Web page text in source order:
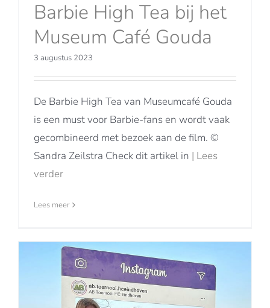
Barbie High Tea bij het
Museum Café Gouda
3 augustus 2023
De Barbie High Tea van Museumcafé Gouda
is een must voor Barbie-fans en wordt vaak
gecombineerd met bezoek aan de film. ©
Sandra Zeilstra Check dit artikel in | Lees
verder
Lees meer